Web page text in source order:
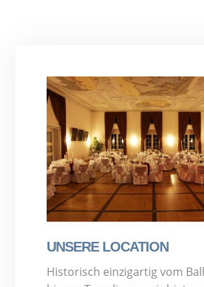
UNSERE LOCATION
Historisch einzigartig vom